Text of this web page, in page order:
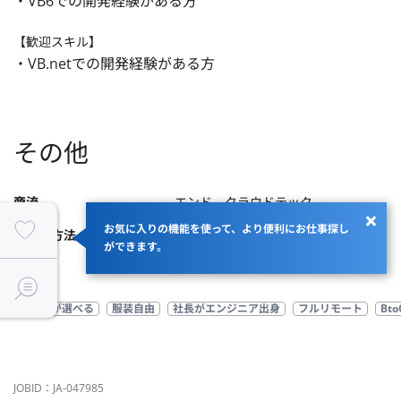
お気に入りの機能を使って、より便利にお仕事探し
ができます。
【歓迎スキル】
・VB.netでの開発経験がある方
その他
商流
エンド→クラウドテック
支払い方法（精算幅）
月額（140H～180H）
マシンが選べる 服装自由 社長がエンジニア出身 フルリモート
JOBID：JA-047985